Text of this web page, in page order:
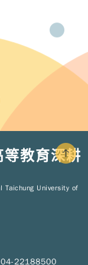
等教育深耕
Taichung University of
22188500